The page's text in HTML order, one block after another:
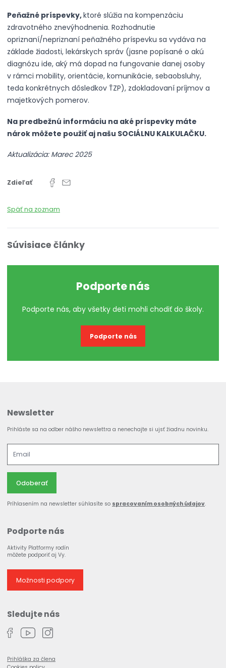
Peňažné príspevky,ktoré slúžia na kompenzáciu
zdravotného znevýhodnenia. Rozhodnutie
opriznaní/nepriznaní peňažného príspevku sa vydáva na
základe žiadosti, lekárskych správ (jasne popísané o akú
diagnózu ide, aký má dopad na fungovanie danej osoby
v rámci mobility, orientácie, komunikácie, sebaobsluhy,
teda konkrétnych dôsledkov ŤZP), zdokladovaní príjmov a
majetkových pomerov.
Na predbežnú informáciu na aké príspevky máte
nárok môžete použiť aj našu SOCIÁLNU KALKULAČKU.
Aktualizácia: Marec 2025
Zdieľať
Späť na zoznam
Súvisiace články
Podporte nás
Podporte nás, aby všetky deti mohli chodiť do školy.
Podporte nás
Newsletter
Prihláste sa na odber nášho newslettra a nenechajte si ujsť žiadnu novinku.
Odoberať
Príhlasením na newsletter súhlasíte so spracovaním osobných údajov.
Podporte nás
Aktivity Platformy rodín
môžete podporiť aj Vy.
Možnosti podpory
Sledujte nás
Prihláška za člena